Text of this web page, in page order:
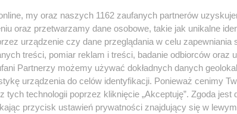
do
Wyprzedził radiowóz na
podwójnej ciągłej tuż
przed pasami
my oraz naszych 1162 zaufanych partnerów
oraz przetwarzamy dane osobowe, takie jak unikalne
urządzenie czy dane przeglądania w celu
treści, pomiar reklam i treści, badanie odbiorców oraz
Partnerzy możemy używać dokładnych danych
urządzenia do celów identyfikacji. Ponieważ cenimy
tych technologii poprzez kliknięcie „Akceptuję”. Zgoda
przycisk ustawień prywatności znajdujący się w